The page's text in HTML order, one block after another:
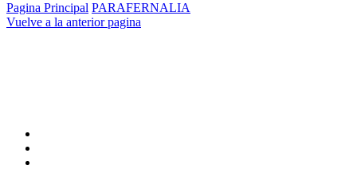
Pagina Principal PARAFERNALIA
Vuelve a la anterior pagina